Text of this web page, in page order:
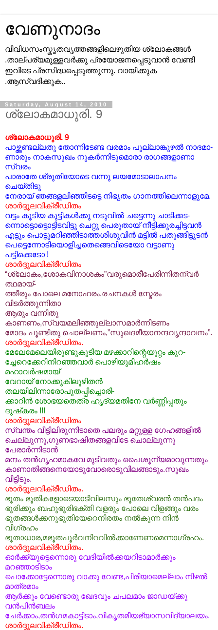
വേണുനാദം
വിവിധസംസ്കൃതവൃത്തങ്ങളിലെഴുതിയ ശ്ലോകങ്ങള്‍
.താല്പര്യമുള്ളവര്‍ക്കു പ്രയോജനപ്പെടുവാന്‍ വേണ്ടി
ഇവിടെ പ്രസിദ്ധപ്പെടുത്തുന്നു. വായിക്കുക
.ആസ്വദിക്കുക..
Saturday, August 14, 2010
ശ്ലോകമാധുരി. 9
ശ്ലോകമാധുരി. 9
പാഴ്ത്തണ്ടല്ലതു തോന്നിടേണ്ട വരമാം പുല്ലാങ്കുഴല്‍‌ നാദമാ-
ണാരും നാകസുഖം നുകര്‍ന്നിടുമൊരാ രാഗങ്ങളാണാ
സ്വരം
പാരാതേ ശ്രുതിയോടെ വന്നു ലയമോടാലാപനം
ചെയ്തിടൂ
നേരായ് ഞങ്ങളലിഞ്ഞിടട്ടെ നിഭൃതം ഗാനത്തിലെന്നാളുമേ.
ശാര്‍ദ്ദൂലവിക്രീഡിതം
വട്ടം കൂടിയ കുട്ടികള്‍ക്കു നടുവില്‍ ചട്ടെന്നു ചാടിക്കട-
ന്നൊട്ടൊട്ടൊട്ടിടവിട്ടു ചെറ്റു പെരുതായ് നീട്ടി‍ക്കുരച്ചിട്ടവന്‍
എട്ടും പൊട്ടുമറിഞ്ഞിടാത്തശിശുവിന്‍ മട്ടില്‍ പതുങ്ങീട്ടുടന്‍
പെട്ടെന്നോടിയൊളിച്ചതെങ്ങെവിടെയോ വട്ടാണു
പട്ടിക്കെടോ !
ശാര്‍ദ്ദൂലവിക്രീഡിതം
“ശ്ലോകം,ശോകവിനാശകം”വരുമൊരീപേരിന്നിതന്വര്‍
‍ത്ഥമായ്-
ത്തീരും പോലെ മനോഹരം,രചനകള്‍ സ്മേരം
വിടര്‍ത്തുന്നിതാ
ആരും വന്നിതു
കാണണം,സ്വയമലിഞ്ഞുല്ലാസമാര്‍ന്നീടണം
മോദം പൂണ്ടിതു ചൊല്ലണം,”സുഖദമീയാനന്ദവൃന്ദാവനം”.
ശാര്‍ദ്ദൂലവിക്രീഡിതം.
മേലേമേലെയിരുണ്ടുകൂടിയ മഴക്കാറിന്റെയൂറ്റം കുറ-
ച്ചേറെക്കേറിനിറഞ്ഞവാര്‍ പൊഴിയുമീഹര്‍ഷം
മഹാവര്‍ഷമായ്
വേറായ് നോക്കുകിലൂഴിതന്‍‌
തലയിലിന്നാരോപുതപ്പിച്ചൊരി-
ക്കാറിന്‍ ശോഭയതെത്ര ഹൃദ്യമതിനേ വര്‍ണ്ണിപ്പതും
ദുഷ്‌കരം !!!
ശാര്‍ദ്ദൂലവിക്രീഡിതം
സ്വന്തം വീട്ടിലിരുന്നിടാതെ പലരും മറ്റുള്ള ഗേഹങ്ങളില്‍
ചെല്ലുന്നൂ,ഗുണഭാഷിതങ്ങളവിടേ ചൊല്ലുന്നു
പേരാര്‍ന്നിടാന്‍
മന്ദം തന്‍ഗൃഹമാകവേ മുടിവതും പൈശൂന്യമാവുന്നതും
കാണാതിങ്ങനെയോടുവോരൊടുവിലങ്ങാടും.സുഖം
വിട്ടിടും.
ശാര്‍ദ്ദൂലവിക്രീഡിതം.
ഭൂതം ഭൂതികളോടെയാടിവിലസും ഭൂതേശ്വരന്‍ തന്‍പദം
ഭൂരിക്കും ബഹുഭൂരിഭക്തി വളരും പോലെ വിളങ്ങും വരം
ഭൂതങ്ങള്‍ക്കനുഭൂതിയേറെനിരതം നല്‍കുന്ന നിന്‍
വിഗ്രഹം
ഭൂതാധാര,മഭൂതപൂര്‍വനിറവില്‍ക്കാണേണമെന്നാ‌ഗ്രഹം.
ശാര്‍ദ്ദൂലവിക്രീഡിതം.
ഓര്‍ക്ക്യൂട്ടെന്നൊരു വേദിയില്‍ക്കയറിടാമാര്‍ക്കും
മറഞ്ഞാടിടാം
പൊക്കോട്ടേന്നൊരു വാക്കു വേണ്ട,പിരിയാമെല്ലാം നിഴല്‍
മാത്രമാം
ആര്‍ക്കും വേണ്ടൊരു ഖേദവും ചപലമാം ജാഡയ്ക്കു
വന്‍പിന്‍ബലം
ചേര്‍ക്കാം,തന്‍ഗമകാട്ടിടാം,വികൃതമീയഭ്യാസവിദ്യാലയം.
ശാര്‍ദ്ദൂലവിക്രീഡിതം.